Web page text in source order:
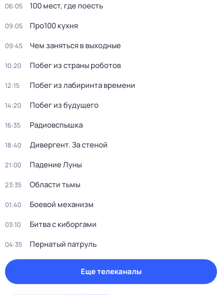
06:05 100 мест, где поесть
09:05 Про100 кухня
09:45 Чем заняться в выходные
10:20 Побег из страны роботов
12:15 Побег из лабиринта времени
14:20 Побег из будущего
16:35 Радиовспышка
18:40 Дивергент. За стеной
21:00 Падение Луны
23:35 Области тьмы
01:40 Боевой механизм
03:10 Битва с киборгами
04:35 Пернатый патруль
Еще телеканалы